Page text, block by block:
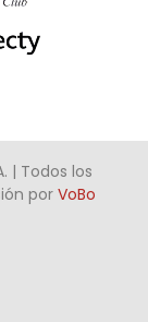
| Todos los
por VoBo